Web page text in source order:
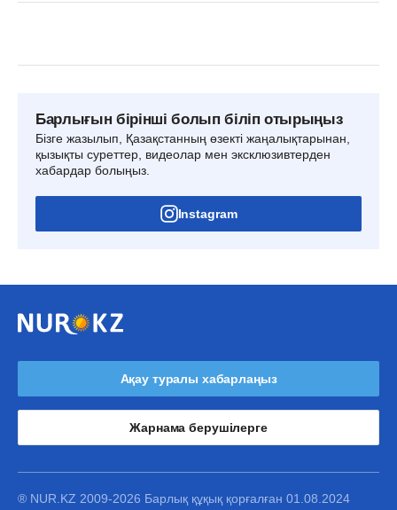
Барлығын бірінші болып біліп отырыңыз
Бізге жазылып, Қазақстанның өзекті жаңалықтарынан,
қызықты суреттер, видеолар мен эксклюзивтерден
хабардар болыңыз.
Instagram
Ақау туралы хабарлаңыз
Жарнама берушілерге
® NUR.KZ 2009-2026 Барлық құқық қорғалған 01.08.2024